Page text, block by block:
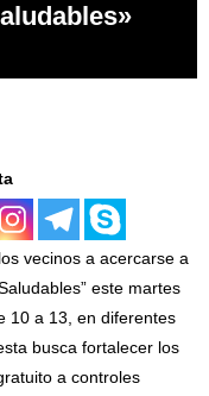
vecinos a acercarse a
este martes
10 a 13, en diferentes
busca fortalecer los
a controles